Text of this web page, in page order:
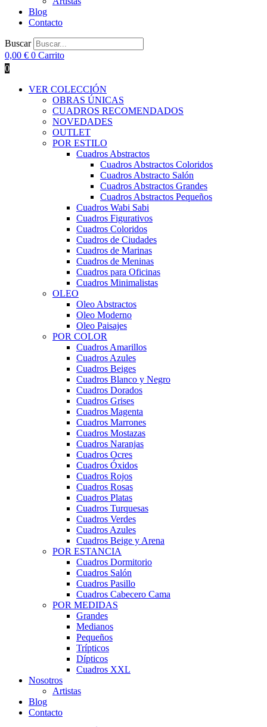
Blog
Contacto
Buscar
0,00 € 0 Carrito
0
VER COLECCIÓN
OBRAS ÚNICAS
CUADROS RECOMENDADOS
NOVEDADES
OUTLET
POR ESTILO
Cuadros Abstractos
Cuadros Abstractos Coloridos
Cuadros Abstracto Salón
Cuadros Abstractos Grandes
Cuadros Abstractos Pequeños
Cuadros Wabi Sabi
Cuadros Figurativos
Cuadros Coloridos
Cuadros de Ciudades
Cuadros de Marinas
Cuadros de Meninas
Cuadros para Oficinas
Cuadros Minimalistas
OLEO
Oleo Abstractos
Oleo Moderno
Oleo Paisajes
POR COLOR
Cuadros Amarillos
Cuadros Azules
Cuadros Beiges
Cuadros Blanco y Negro
Cuadros Dorados
Cuadros Grises
Cuadros Magenta
Cuadros Marrones
Cuadros Mostazas
Cuadros Naranjas
Cuadros Ocres
Cuadros Óxidos
Cuadros Rojos
Cuadros Rosas
Cuadros Platas
Cuadros Turquesas
Cuadros Verdes
Cuadros Azules
Cuadros Beige y Arena
POR ESTANCIA
Cuadros Dormitorio
Cuadros Salón
Cuadros Pasillo
Cuadros Cabecero Cama
POR MEDIDAS
Grandes
Medianos
Pequeños
Trípticos
Dípticos
Cuadros XXL
Nosotros
Artistas
Blog
Contacto